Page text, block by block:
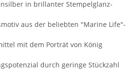
in brillanter Stempelglanz-
aus der beliebten "Marine Life"-
mit dem Porträt von König
durch geringe Stückzahl